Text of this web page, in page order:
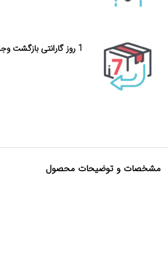
1 روز گارانتی بازگشت وجه در صورت خرابی کالا
مشخصات و توضیحات محصول